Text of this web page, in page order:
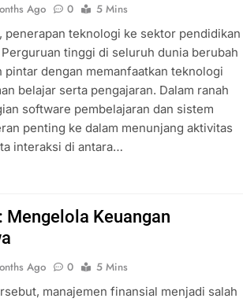
Ago 0
5 Mins
penerapan teknologi ke sektor pendidikan
tinggi di seluruh dunia berubah
pintar dengan memanfaatkan teknologi
belajar serta pengajaran. Dalam ranah
software pembelajaran dan sistem
penting ke dalam menunjang aktivitas
interaksi di antara…
Keuangan
Ago 0
5 Mins
manajemen finansial menjadi salah